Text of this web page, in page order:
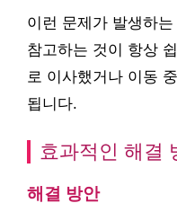
이런 문제가 발생하
참고하는 것이 항상
로 이사했거나 이동
됩니다.
효과적인 해결
해결 방안